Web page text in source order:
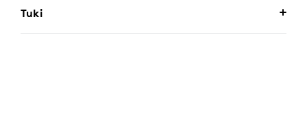
Tuki